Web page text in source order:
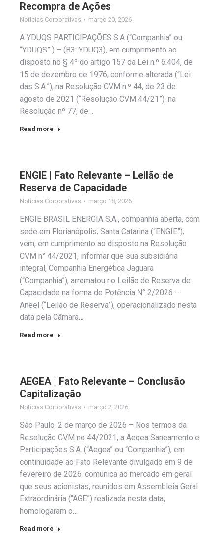
Recompra de Ações
Notícias Corporativas março 20, 2026
A YDUQS PARTICIPAÇÕES S.A (“Companhia” ou
“YDUQS” ) – (B3: YDUQ3), em cumprimento ao
disposto no § 4º do artigo 157 da Lei n.º 6.404, de
15 de dezembro de 1976, conforme alterada (“Lei
das S.A.”), na Resolução CVM n.º 44, de 23 de
agosto de 2021 (“Resolução CVM 44/21”), na
Resolução nº 77, de…
Read more
ENGIE | Fato Relevante – Leilão de
Reserva de Capacidade
Notícias Corporativas março 18, 2026
ENGIE BRASIL ENERGIA S.A., companhia aberta, com
sede em Florianópolis, Santa Catarina (“ENGIE”),
vem, em cumprimento ao disposto na Resolução
CVM n° 44/2021, informar que sua subsidiária
integral, Companhia Energética Jaguara
(“Companhia”), arrematou no Leilão de Reserva de
Capacidade na forma de Potência N° 2/2026 –
Aneel (“Leilão de Reserva”), operacionalizado nesta
data pela Câmara…
Read more
AEGEA | Fato Relevante – Conclusão
Capitalização
Notícias Corporativas março 2, 2026
São Paulo, 2 de março de 2026 – Nos termos da
Resolução CVM no 44/2021, a Aegea Saneamento e
Participações S.A. (“Aegea” ou “Companhia”), em
continuidade ao Fato Relevante divulgado em 9 de
fevereiro de 2026, comunica ao mercado em geral
que seus acionistas, reunidos em Assembleia Geral
Extraordinária (“AGE”) realizada nesta data,
homologaram o…
Read more